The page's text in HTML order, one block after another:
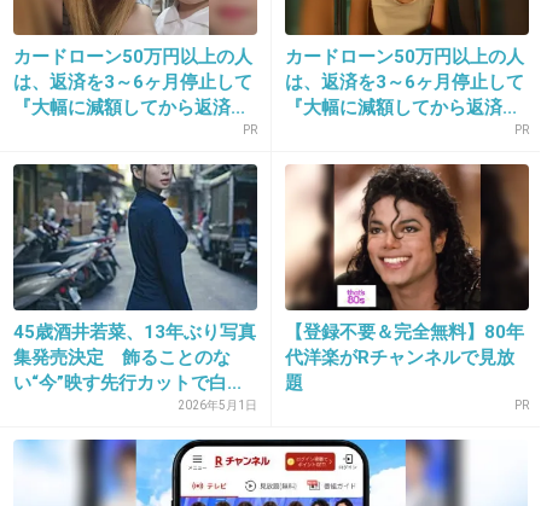
だけ。お涙頂戴にしてもらわないと困る！」と
いう、相当強気な注文をつけるようになった
自業自得なのになんで強気な注文付けるとかお
かしいでしょ
+165 -1
13. 匿名2013/05/10(金) 19:19:19
書いてあることが事実なら仕方ないのでは？
2013/05/10(金) 19:19:26
カードローン50万円以上の人
は、返済を3～6ヶ月停止して
『大幅に減額してから返済...
PR
カードローン50万円以上の人
は、返済を3～6ヶ月停止して
『大幅に減額してから返済...
PR
45歳酒井若菜、13年ぶり写真
集発売決定 飾ることのな
い“今”映す先行カットで白...
2026年5月1日
【登録不要＆完全無料】80年
代洋楽がRチャンネルで見放
題
PR